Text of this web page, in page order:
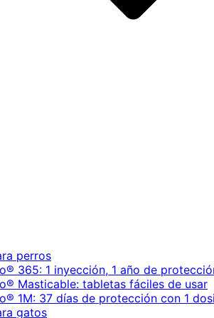
perros
365: 1 inyección, 1 año de
Masticable: tabletas fáciles de usar
1M: 37 días de protección con 1
gatos